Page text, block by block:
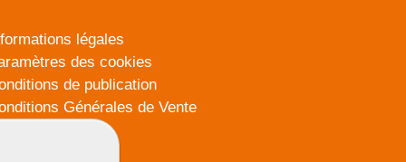
légales
des cookies
de publication
Générales de Vente